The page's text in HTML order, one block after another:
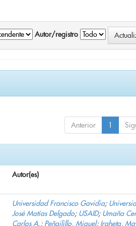
Autor/registro
Anterior 1
Autor(es)
Universidad Francisco Gavidia;
José Matías Delgado; USAID; Umaña
Carlos A.; Peñailillo, Miguel; Iraheta,